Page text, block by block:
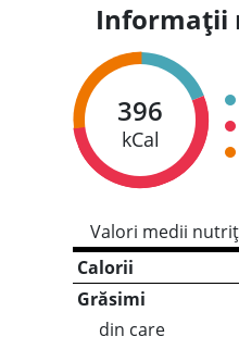
Informații
396
kCal
Valori medii
Calorii
Grăsimi
din care